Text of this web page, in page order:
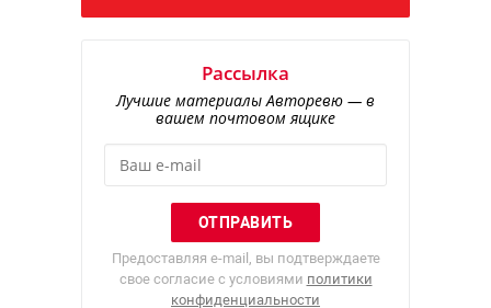
Рассылка
Лучшие материалы Авторевю — в
вашем почтовом ящике
Предоставляя e-mail, вы подтверждаете
свое согласие с условиями политики
конфиденциальности